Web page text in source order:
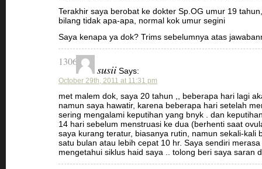
Terakhir saya berobat ke dokter Sp.OG umur 19
bilang tidak apa-apa, normal kok umur segini
Saya kenapa ya dok? Trims sebelumnya atas
1306
susii Says:
October 29th, 2011 at 11:31 pm
met malem dok, saya 20 tahun ,, beberapa hari lagi
namun saya hawatir, karena beberapa hari setelah
sering mengalami keputihan yang bnyk . dan
14 hari sebelum menstruasi ke dua (berhenti saat
saya kurang teratur, biasanya rutin, namun sekali-kali
satu bulan atau lebih cepat 10 hr. Saya sendiri
mengetahui siklus haid saya .. tolong beri saya saran